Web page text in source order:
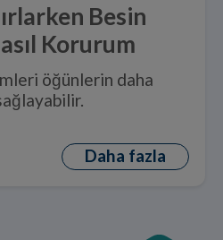
Besin
Korurum
öğünlerin daha
Daha fazla